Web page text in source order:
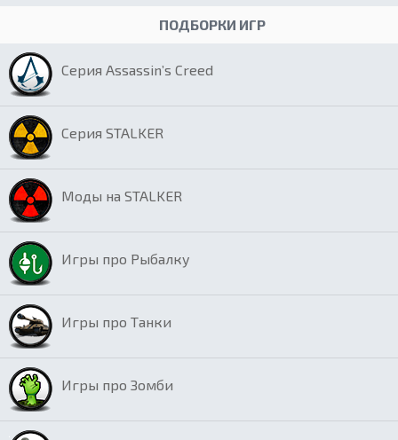
ПОДБОРКИ ИГР
Серия Assassin’s Creed
Серия STALKER
Моды на STALKER
Игры про Рыбалку
Игры про Танки
Игры про Зомби